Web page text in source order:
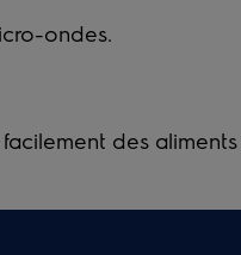
ondes.
des aliments